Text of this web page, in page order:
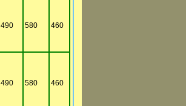
490 580 460
490 580 460